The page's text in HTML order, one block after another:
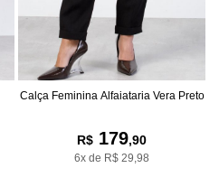
Calça Feminina Alfaiataria Vera Preto
R$ 179,90
6x de R$ 29,98